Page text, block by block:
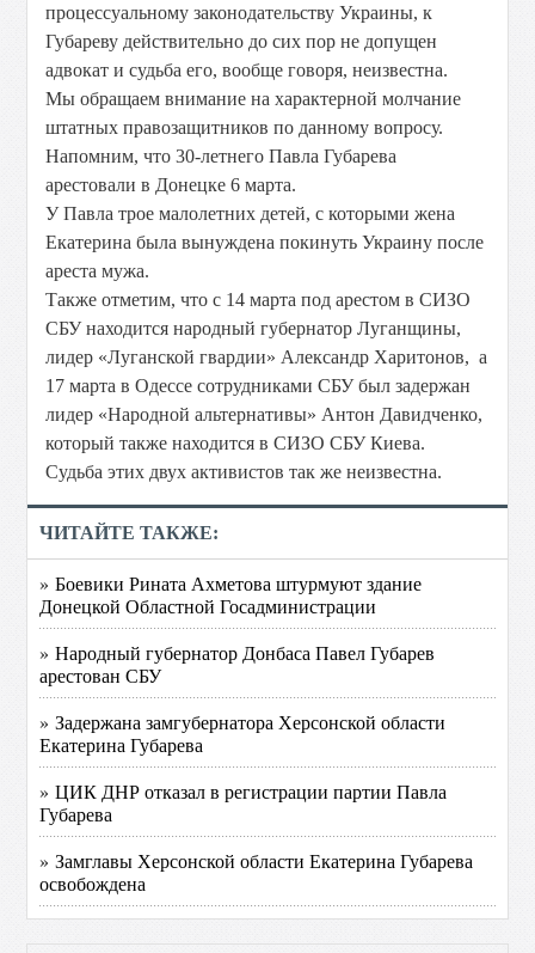
процессуальному законодательству Украины, к
Губареву действительно до сих пор не допущен
адвокат и судьба его, вообще говоря, неизвестна.
Мы обращаем внимание на характерной молчание
штатных правозащитников по данному вопросу.
Напомним, что 30-летнего Павла Губарева
арестовали в Донецке 6 марта.
У Павла трое малолетних детей, с которыми жена
Екатерина была вынуждена покинуть Украину после
ареста мужа.
Также отметим, что с 14 марта под арестом в СИЗО
СБУ находится народный губернатор Луганщины,
лидер «Луганской гвардии» Александр Харитонов, а
17 марта в Одессе сотрудниками СБУ был задержан
лидер «Народной альтернативы» Антон Давидченко,
который также находится в СИЗО СБУ Киева.
Судьба этих двух активистов так же неизвестна.
ЧИТАЙТЕ ТАКЖЕ:
» Боевики Рината Ахметова штурмуют здание
Донецкой Областной Госадминистрации
» Народный губернатор Донбаса Павел Губарев
арестован СБУ
» Задержана замгубернатора Херсонской области
Екатерина Губарева
» ЦИК ДНР отказал в регистрации партии Павла
Губарева
» Замглавы Херсонской области Екатерина Губарева
освобождена